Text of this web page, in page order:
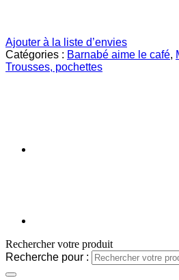
Ajouter à la liste d’envies
Catégories : Barnabé aime le café,
Trousses, pochettes
Rechercher votre produit
Recherche pour :